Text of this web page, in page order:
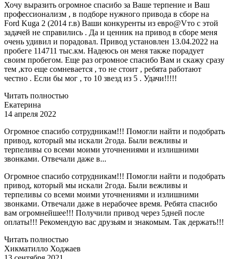
Хочу выразить огромное спасибо за Ваше терпение и Ваш
профессионализм , в подборе нужного привода в сборе на
Ford Kuga 2 (2014 г.в) Ваши конкуренты из евро@Vто с этой
задачей не справились . Да и ценник на привод в сборе меня
очень удивил и порадовал. Привод установлен 13.04.2022 на
пробеге 114711 тыс.км. Надеюсь он меня также порадует
своим пробегом. Еще раз огромное спасибо Вам и скажу сразу
тем ,кто еще сомневается , то не стоит , ребята работают
честно . Если бы мог , то 10 звезд из 5 . Удачи!!!!!
Читать полностью
Екатерина
14 апреля 2022
Огромное спасибо сотрудникам!!! Помогли найти и подобрать
привод, который мы искали 2года. Были вежливы и
терпеливы со всеми моими уточнениями и излишними
звонками. Отвечали даже в...
Огромное спасибо сотрудникам!!! Помогли найти и подобрать
привод, который мы искали 2года. Были вежливы и
терпеливы со всеми моими уточнениями и излишними
звонками. Отвечали даже в нерабочее время. Ребята спасибо
вам огромнейшее!!! Получили привод через 5дней после
оплаты!!! Рекомендую вас друзьям и знакомым. Так держать!!!
Читать полностью
Хикматилло Ходжаев